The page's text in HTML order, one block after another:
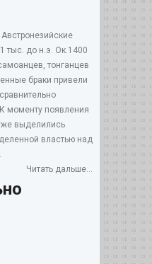
тыс. до н.э. Ок.1400
тонганцев
браки привели
моменту появления
выделились
властью над
Читать дальше...